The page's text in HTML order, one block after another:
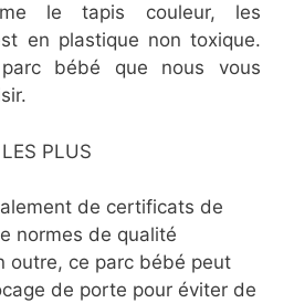
le tapis couleur, les
en plastique non toxique.
bébé que nous vous
LES PLUS
de certificats de
normes de qualité
outre, ce parc bébé peut
de porte pour éviter de